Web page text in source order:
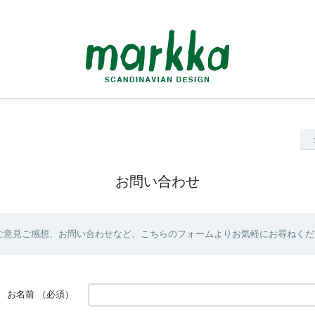
お問い合わせ
見ご感想、お問い合わせなど、こちらのフォームよりお気軽にお尋ねくだ
お名前 （必須）